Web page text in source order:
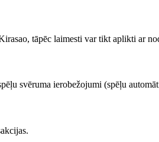
tāpēc laimesti var tikt aplikti ar
svēruma ierobežojumi (spēļu